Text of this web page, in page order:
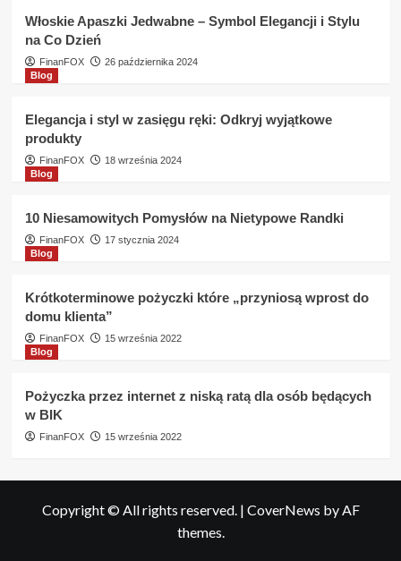
Włoskie Apaszki Jedwabne – Symbol Elegancji i Stylu
na Co Dzień
FinanFOX
26 października 2024
Blog
Elegancja i styl w zasięgu ręki: Odkryj wyjątkowe
produkty
FinanFOX
18 września 2024
Blog
10 Niesamowitych Pomysłów na Nietypowe Randki
FinanFOX
17 stycznia 2024
Blog
Krótkoterminowe pożyczki które „przyniosą wprost do
domu klienta”
FinanFOX
15 września 2022
Blog
Pożyczka przez internet z niską ratą dla osób będących
w BIK
FinanFOX 15 września 2022
Copyright © All rights reserved. | CoverNews by AF
themes.